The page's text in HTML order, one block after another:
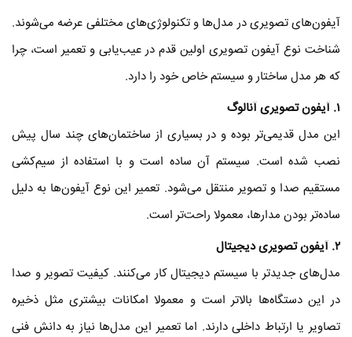
آیفون‌های تصویری در مدل‌ها و تکنولوژی‌های مختلفی عرضه می‌شوند.
شناخت نوع آیفون تصویری اولین قدم در عیب‌یابی و تعمیر است، چرا
که هر مدل ساختار و سیستم خاص خود را دارد.
۱. آیفون تصویری آنالوگ
این مدل قدیمی‌تر بوده و در بسیاری از ساختمان‌های چند سال پیش
نصب شده است. سیستم آن ساده است و با استفاده از سیم‌کشی
مستقیم صدا و تصویر منتقل می‌شود. تعمیر این نوع آیفون‌ها به دلیل
ساده‌تر بودن مدارها، معمولا راحت‌تر است.
۲. آیفون تصویری دیجیتال
مدل‌های جدیدتر با سیستم دیجیتال کار می‌کنند. کیفیت تصویر و صدا
در این دستگاه‌ها بالاتر است و معمولا امکانات بیشتری مثل ذخیره
تصاویر یا ارتباط داخلی دارند. اما تعمیر این مدل‌ها نیاز به دانش فنی